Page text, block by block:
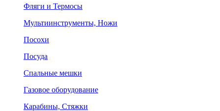
Фляги и Термосы
Мультиинструменты, Ножи
Посохи
Посуда
Спальные мешки
Газовое оборудование
Карабины, Стяжки